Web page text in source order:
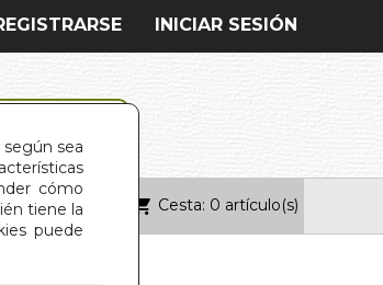
sea
cómo
tiene la
puede
INICIAR SESIÓN
Cesta: 0 artículo(s)